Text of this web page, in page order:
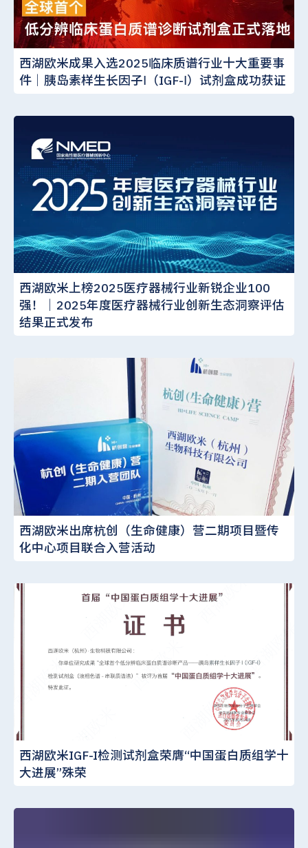
西湖欧米成果入选2025临床质谱行业十大重要事
件｜胰岛素样生长因子Ⅰ（IGF-Ⅰ）试剂盒成功获证
西湖欧米上榜2025医疗器械行业新锐企业100
强！｜2025年度医疗器械行业创新生态洞察评估
结果正式发布
西湖欧米出席杭创（生命健康）营二期项目暨传
化中心项目联合入营活动
西湖欧米IGF-I检测试剂盒荣膺“中国蛋白质组学十
大进展”殊荣